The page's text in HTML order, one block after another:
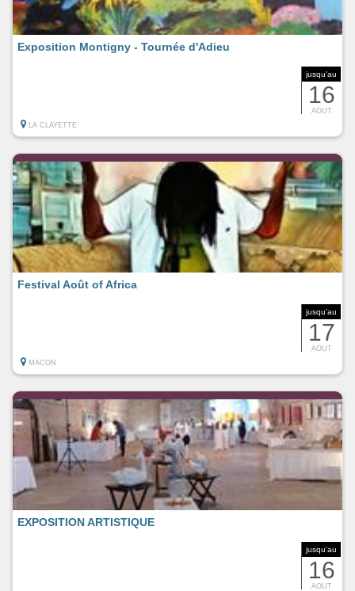
jusqu'au
16
AOUT
Exposition Montigny - Tournée d'Adieu
LA CLAYETTE
jusqu'au
17
AOUT
Festival Août of Africa
MACON
jusqu'au
16
AOUT
EXPOSITION ARTISTIQUE